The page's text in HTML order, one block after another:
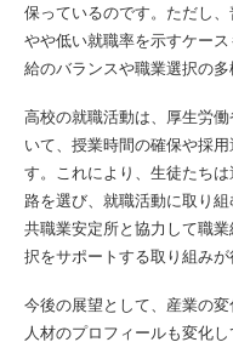
保っているのです。ただし
やや低い就職率を示すケー
給のバランスや職業選択の多
高校の就職活動は、厚生労
いて、授業時間の確保や採
す。これにより、生徒たち
路を選び、就職活動に取り
共職業安定所と協力して職
択をサポートする取り組みが
今後の展望として、産業の
人材のプロフィールも変化